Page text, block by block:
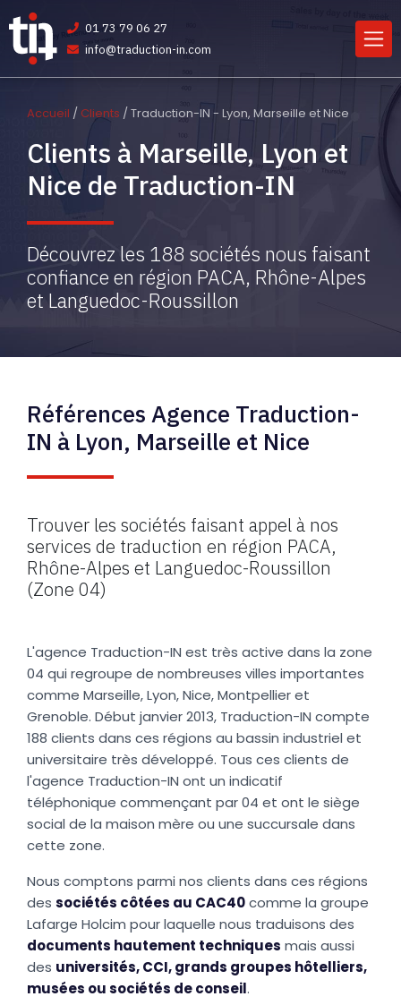
01 73 79 06 27
info@traduction-in.com
Accueil / Clients / Traduction-IN - Lyon, Marseille et Nice
Clients à Marseille, Lyon et
Nice de Traduction-IN
Découvrez les 188 sociétés nous faisant
confiance en région PACA, Rhône-Alpes
et Languedoc-Roussillon
Références Agence Traduction-
IN à Lyon, Marseille et Nice
Trouver les sociétés faisant appel à nos
services de traduction en région PACA,
Rhône-Alpes et Languedoc-Roussillon
(Zone 04)
L'agence Traduction-IN est très active dans la zone
04 qui regroupe de nombreuses villes importantes
comme Marseille, Lyon, Nice, Montpellier et
Grenoble. Début janvier 2013, Traduction-IN compte
188 clients dans ces régions au bassin industriel et
universitaire très développé. Tous ces clients de
l'agence Traduction-IN ont un indicatif
téléphonique commençant par 04 et ont le siège
social de la maison mère ou une succursale dans
cette zone.
Nous comptons parmi nos clients dans ces régions
des sociétés côtées au CAC40comme la groupe
Lafarge Holcim pour laquelle nous traduisons des
documents hautement techniques mais aussi
des universités, CCI, grands groupes hôtelliers,
musées ou sociétés de conseil.